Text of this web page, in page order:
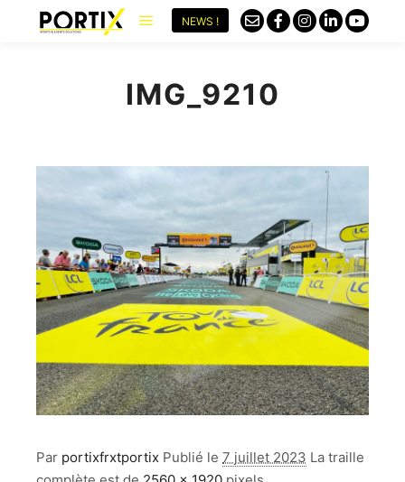
NEWS !
IMG_9210
Par portixfrxtportix Publié le 7 juillet 2023 La traille